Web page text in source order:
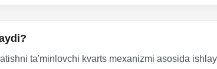
ta'minlovchi kvarts mexanizmi asosida